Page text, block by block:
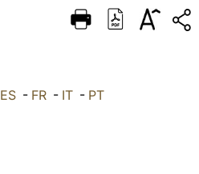
ITALIANO
ES - FR - IT - PT